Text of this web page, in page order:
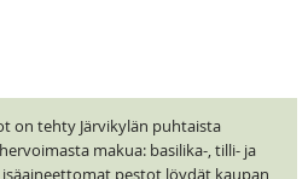
on tehty Järvikylän puhtaista
makua: basilika-, tilli- ja
pestot löydät kaupan